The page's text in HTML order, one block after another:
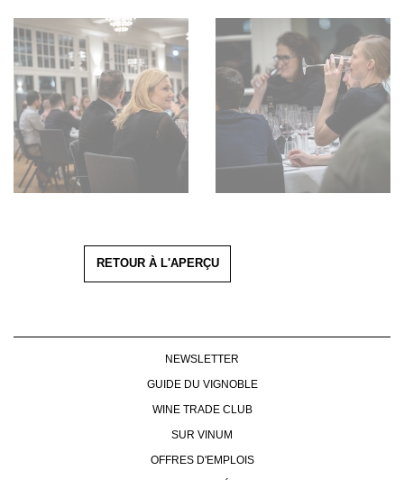
RETOUR À L'APERÇU
NEWSLETTER
GUIDE DU VIGNOBLE
WINE TRADE CLUB
SUR VINUM
OFFRES D'EMPLOIS